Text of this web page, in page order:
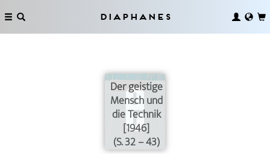
Diaphanes
Der geistige
Mensch und
die Technik
[1946]
(S. 32 – 43)